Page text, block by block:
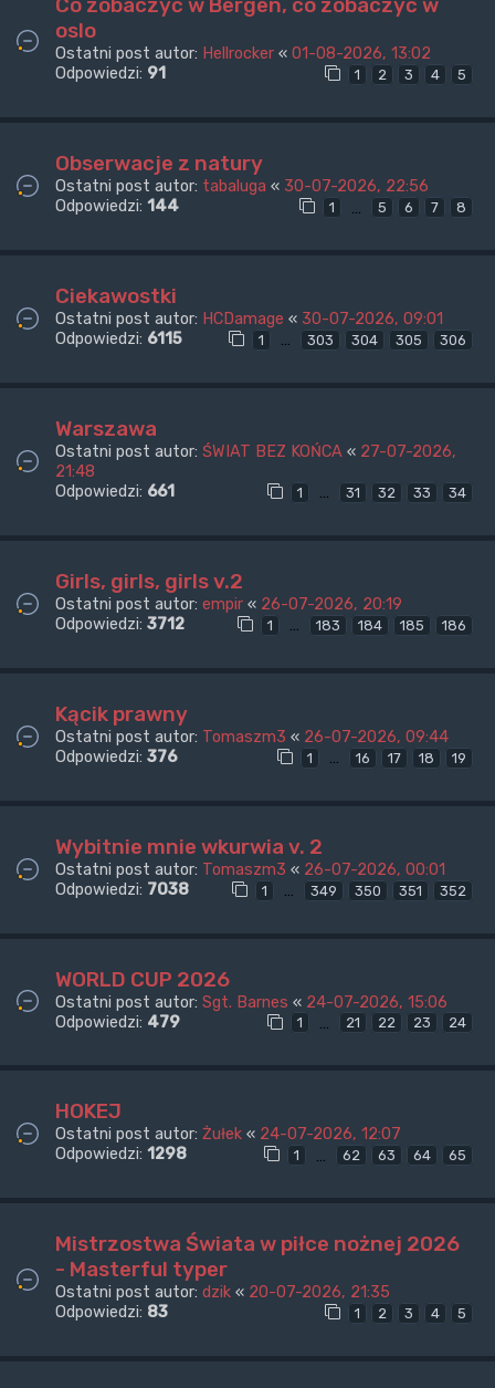
Co zobaczyć w Bergen, co zobaczyć w
oslo
Ostatni post autor: Hellrocker « 01-08-2026, 13:02
Odpowiedzi: 91 1 2 3 4 5
Obserwacje z natury
Ostatni post autor: tabaluga « 30-07-2026, 22:56
Odpowiedzi: 144 1 5 6 7 8
Ciekawostki
Ostatni post autor: HCDamage « 30-07-2026, 09:01
Odpowiedzi: 6115 1 … 303 304 305 306
Warszawa
Ostatni post autor: ŚWIAT BEZ KOŃCA « 27-07-2026,
21:48
Odpowiedzi: 661 1 … 31 32 33 34
Girls, girls, girls v.2
Ostatni post autor: empir « 26-07-2026, 20:19
Odpowiedzi: 3712 1 … 183 184 185 186
Kącik prawny
Ostatni post autor: Tomaszm3 « 26-07-2026, 09:44
Odpowiedzi: 376 1 … 16 17 18 19
Wybitnie mnie wkurwia v. 2
Ostatni post autor: Tomaszm3 « 26-07-2026, 00:01
Odpowiedzi: 7038 1 … 349 350 351 352
WORLD CUP 2026
Ostatni post autor: Sgt. Barnes « 24-07-2026, 15:06
Odpowiedzi: 479 1 … 21 22 23 24
HOKEJ
Ostatni post autor: Żułek « 24-07-2026, 12:07
Odpowiedzi: 1298 1 … 62 63 64 65
Mistrzostwa Świata w piłce nożnej 2026
- Masterful typer
Ostatni post autor: dzik « 20-07-2026, 21:35
Odpowiedzi: 83 1 2 3 4 5